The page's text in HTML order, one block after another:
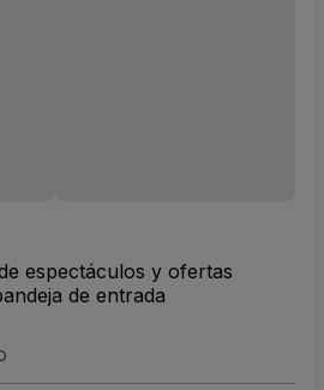
espectáculos y ofertas
de entrada